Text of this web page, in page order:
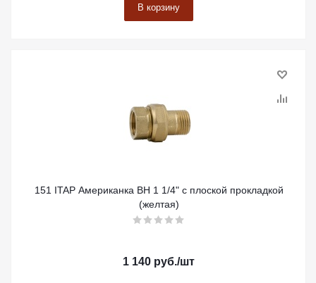
В корзину
151 ITAP Американка ВН 1 1/4" с плоской прокладкой
(желтая)
1 140 руб./шт